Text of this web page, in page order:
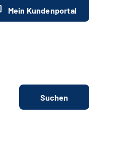
Mein Kundenportal
Suchen